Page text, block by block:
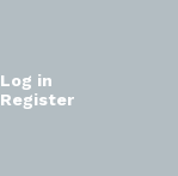
Log in
Register